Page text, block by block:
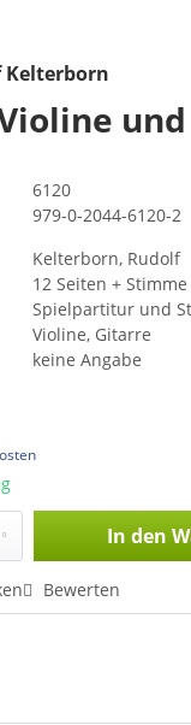
Kelterborn
6120
979-0-2044-6120-2
Kelterborn, Rudolf
12 Seiten + Stimme
Spielpartitur und
Violine, Gitarre
keine Angabe
In den
Bewerten